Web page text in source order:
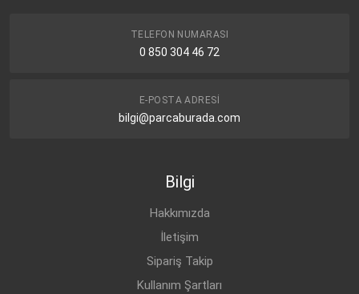
TELEFON NUMARASI
0 850 304 46 72
E-POSTA ADRESI
bilgi@parcaburada.com
Bilgi
Hakkımızda
İletişim
Sipariş Takip
Kullanım Şartları